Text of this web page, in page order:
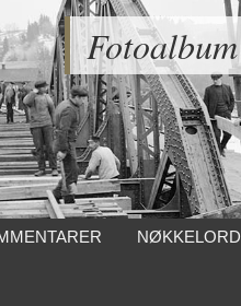
Fotoalbum
NØKKELORD